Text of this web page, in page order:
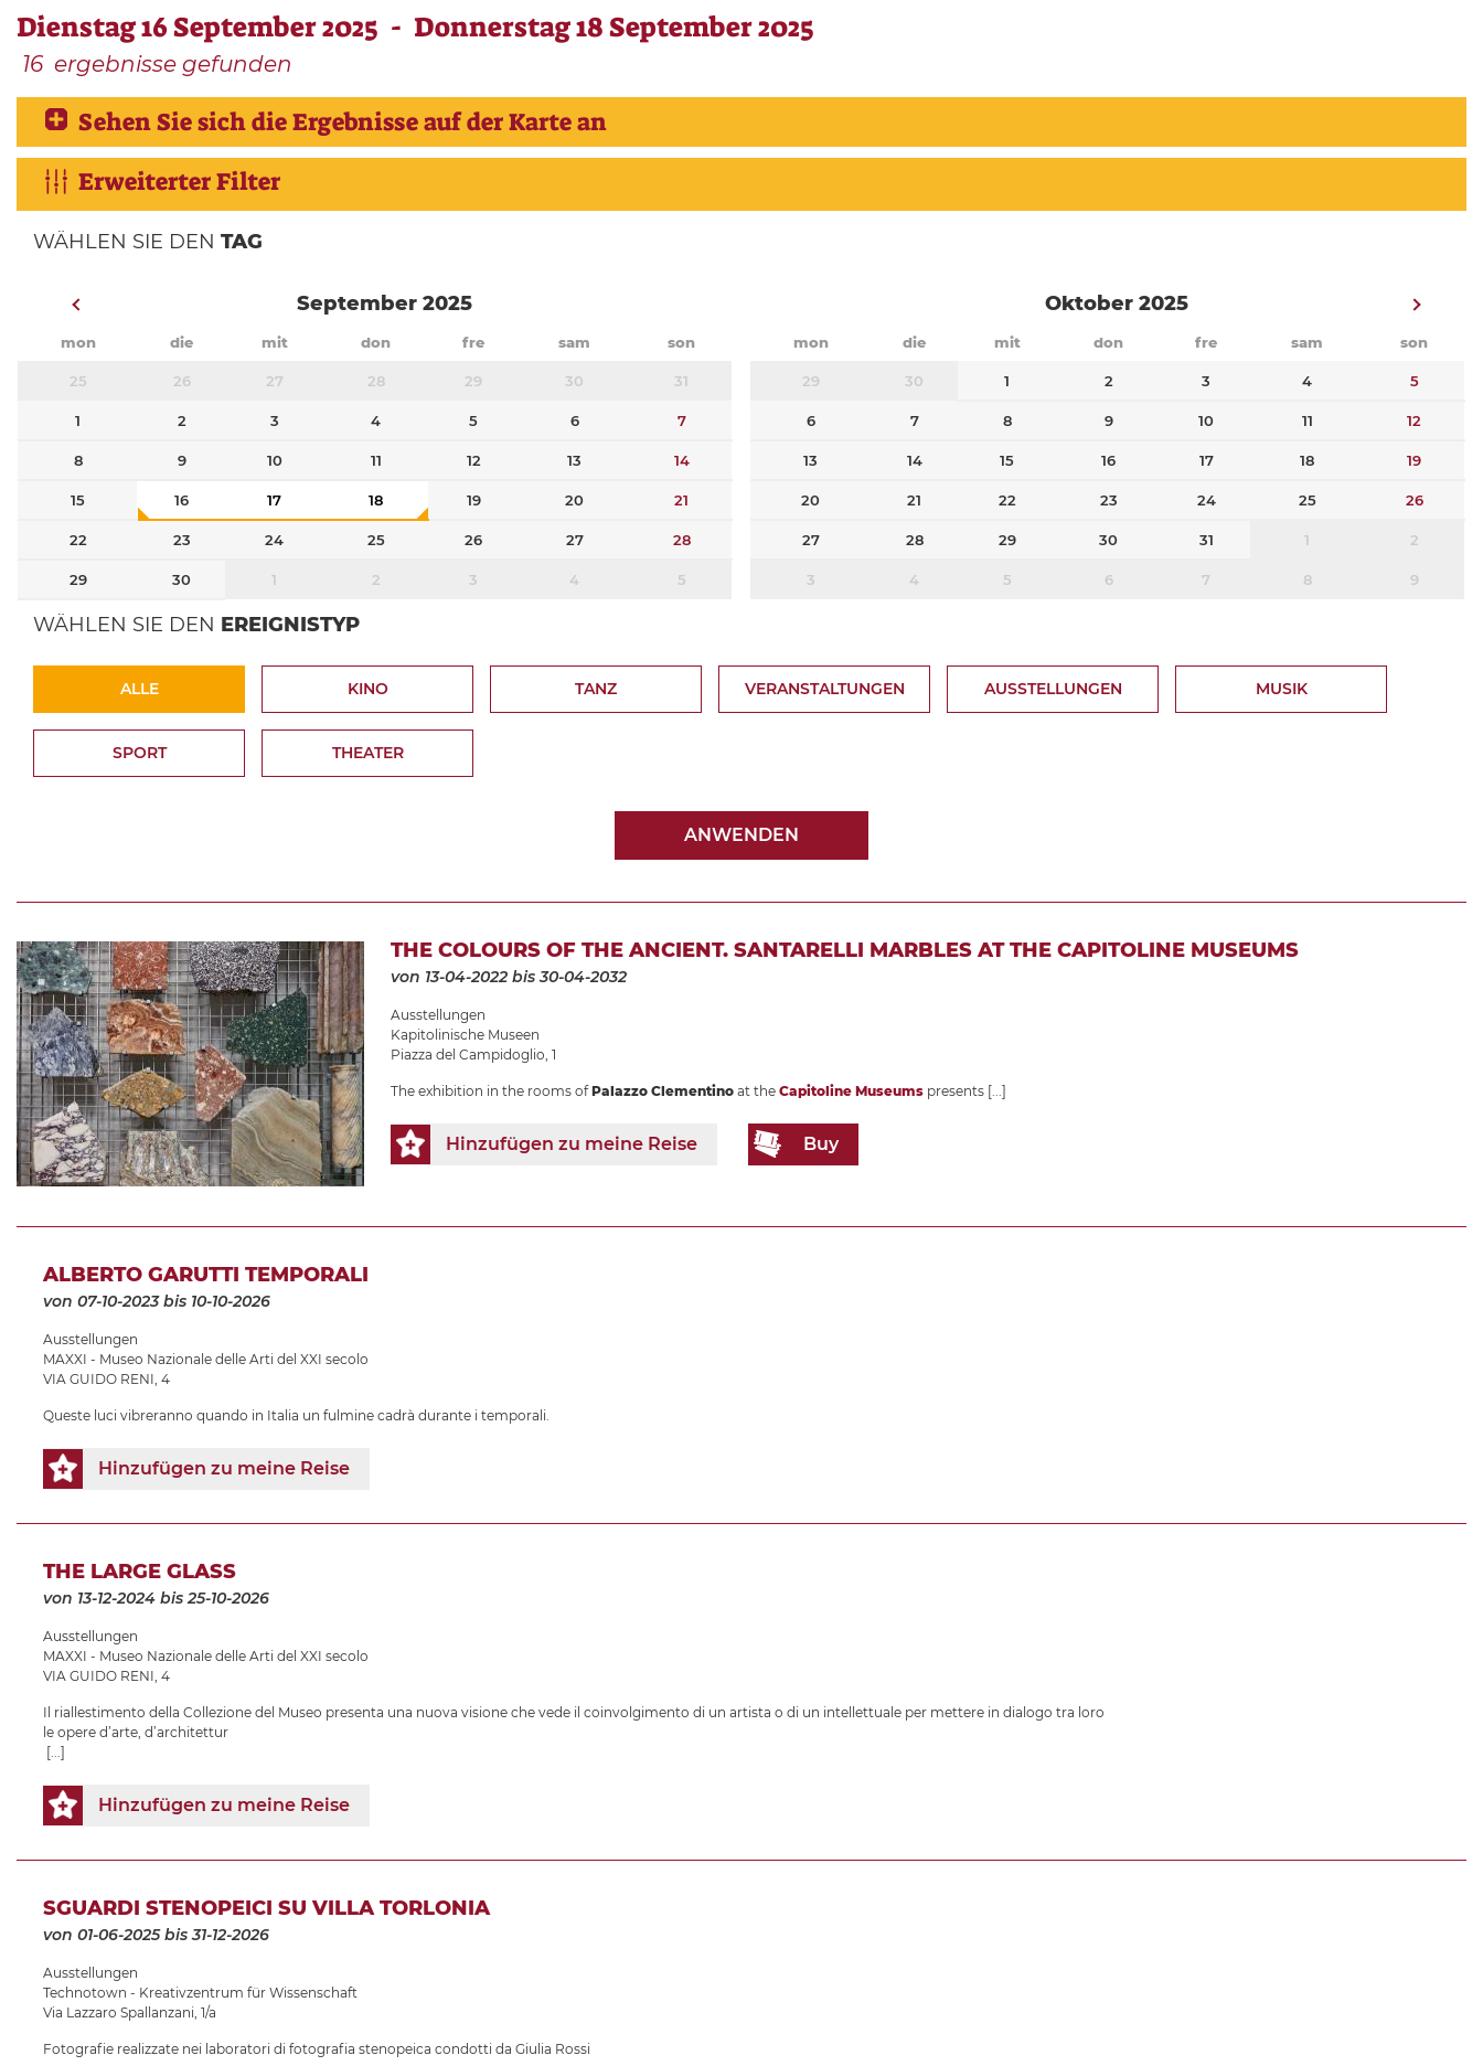
Dienstag 16 September 2025 - Donnerstag 18 September 2025
16 ergebnisse gefunden
Sehen Sie sich die Ergebnisse auf der Karte an
Erweiterter Filter
WÄHLEN SIE DEN TAG
September 2025
mon die mit don fre sam son
25 26 27 28 29 30 31
1 2 3 4 5 6 7
8 9 10 11 12 13 14
15 16 17 18 19 20 21
22 23 24 25 26 27 28
29 30 1 2 3 4 5
Oktober 2025
mon die mit don fre sam son
29 30 1 2 3 4 5
6 7 8 9 10 11 12
13 14 15 16 17 18 19
20 21 22 23 24 25 26
27 28 29 30 31 1 2
3 4 5 6 7 8 9
WÄHLEN SIE DEN EREIGNISTYP
ALLE KINO TANZ VERANSTALTUNGEN AUSSTELLUNGEN MUSIK
SPORT THEATER
ANWENDEN
THE COLOURS OF THE ANCIENT. SANTARELLI MARBLES AT THE CAPITOLINE MUSEUMS
von 13-04-2022 bis 30-04-2032
Ausstellungen
Kapitolinische Museen
Piazza del Campidoglio, 1
The exhibition in the rooms ofPalazzo Clementino at the Capitoline Museums presents [...]
Hinzufügen zu meine Reise Buy
ALBERTO GARUTTI TEMPORALI
von 07-10-2023bis 10-10-2026
Ausstellungen
MAXXI - Museo Nazionale delle Arti del XXI secolo
VIA GUIDO RENI, 4
Queste luci vibreranno quando in Italia un fulmine cadrà durante i temporali.
Hinzufügen zu meine Reise
THE LARGE GLASS
von 13-12-2024 bis 25-10-2026
Ausstellungen
MAXXI - Museo Nazionale delle Arti del XXI secolo
VIA GUIDO RENI, 4
Il riallestimento della Collezione del Museo presenta una nuova visione che vede il coinvolgimento di un artista o di un intellettuale per mettere in dialogo tra loro
le opere d’arte, d’architettur
[...]
Hinzufügen zu meine Reise
SGUARDI STENOPEICI SU VILLA TORLONIA
von 01-06-2025bis 31-12-2026
Ausstellungen
Technotown - Kreativzentrum für Wissenschaft
Via Lazzaro Spallanzani, 1/a
Fotografie realizzate nei laboratori di fotografia stenopeica condotti da Giulia Rossi